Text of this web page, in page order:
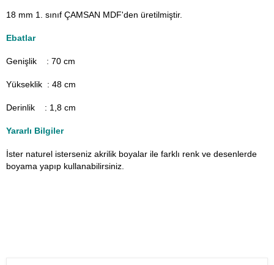
18 mm 1. sınıf ÇAMSAN MDF'den üretilmiştir.
Ebatlar
Genişlik : 70 cm
Yükseklik : 48 cm
Derinlik : 1,8 cm
Yararlı Bilgiler
İster naturel isterseniz akrilik boyalar ile farklı renk ve desenlerde
boyama yapıp kullanabilirsiniz.